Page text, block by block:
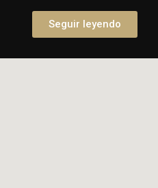
Seguir leyendo